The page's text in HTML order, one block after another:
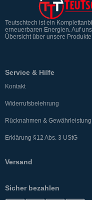
Teutschtech ist ein
erneuerbaren Energien. Auf
Übersicht über unsere
Service & Hilfe
Kontakt
Widerrufsbelehrung
Rücknahmen & Gewährleistung
Erklärung §12 Abs. 3 UStG
Versand
Sicher bezahlen